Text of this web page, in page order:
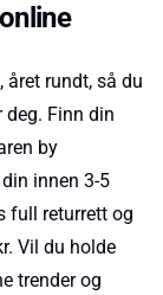
året rundt, så du
deg. Finn din
by
innen 3-5
full returrett og
Vil du holde
trender og